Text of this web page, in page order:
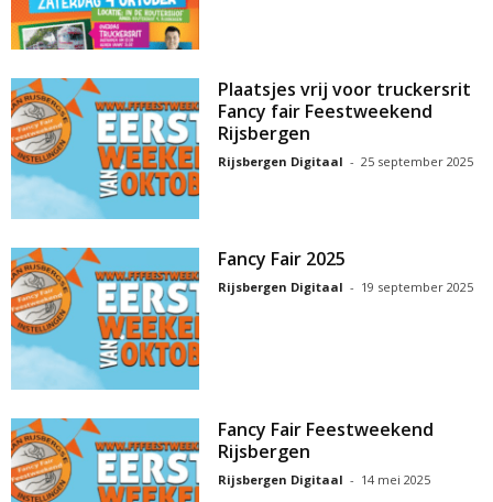
Plaatsjes vrij voor truckersrit
Fancy fair Feestweekend
Rijsbergen
Rijsbergen Digitaal - 25 september 2025
Fancy Fair 2025
Rijsbergen Digitaal - 19 september 2025
Fancy Fair Feestweekend
Rijsbergen
Rijsbergen Digitaal - 14 mei 2025